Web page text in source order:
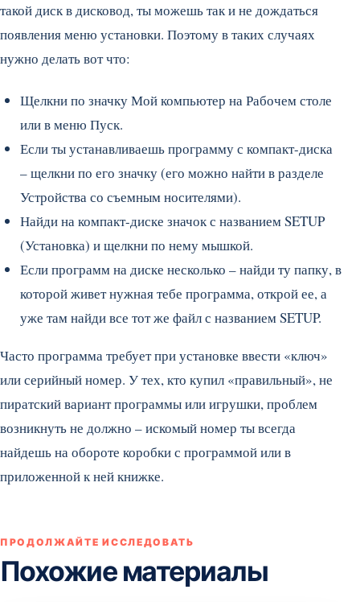
такой диск в дисковод, ты можешь так и не дождаться
появления меню установки. Поэтому в таких случаях
нужно делать вот что:
Щелкни по значку Мой компьютер на Рабочем столе
или в меню Пуск.
Если ты устанавливаешь программу с компакт-диска
– щелкни по его значку (его можно найти в разделе
Устройства со съемным носителями).
Найди на компакт-диске значок с названием SETUP
(Установка) и щелкни по нему мышкой.
Если программ на диске несколько – найди ту папку, в
которой живет нужная тебе программа, открой ее, а
уже там найди все тот же файл с названием SETUP.
Часто программа требует при установке ввести «ключ»
или серийный номер. У тех, кто купил «правильный», не
пиратский вариант программы или игрушки, проблем
возникнуть не должно – искомый номер ты всегда
найдешь на обороте коробки с программой или в
приложенной к ней книжке.
ПРОДОЛЖАЙТЕ ИССЛЕДОВАТЬ
Похожие материалы